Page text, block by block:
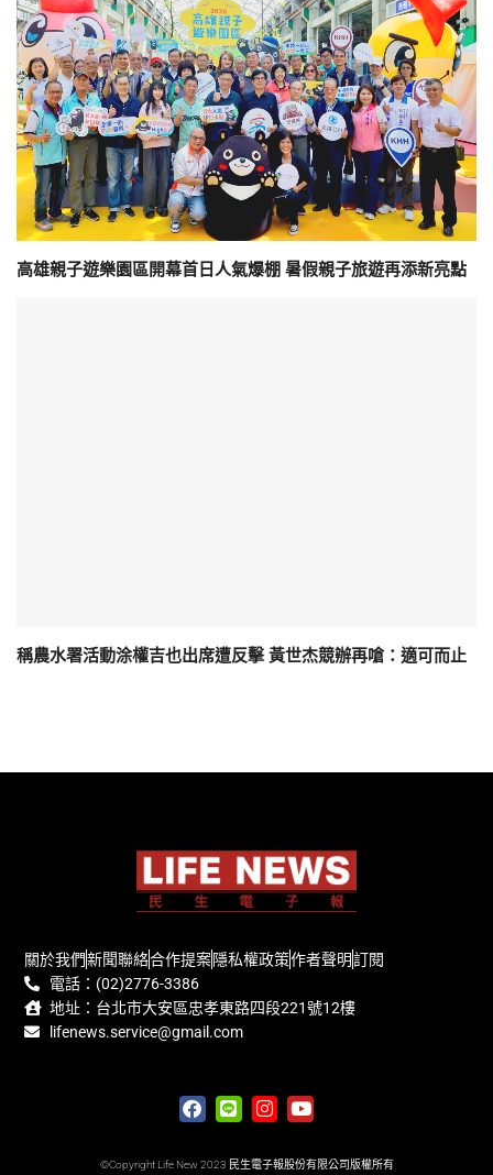
高雄親子遊樂園區開幕首日人氣爆棚 暑假親子旅遊再添新亮點
稱農水署活動涂權吉也出席遭反擊 黃世杰競辦再嗆：適可而止
關於我們新聞聯絡合作提案隱私權政策作者聲明訂閱
電話：(02)2776-3386
地址：台北市大安區忠孝東路四段221號12樓
lifenews.service@gmail.com
©Copyright Life New 2023 民生電子報股份有限公司版權所有